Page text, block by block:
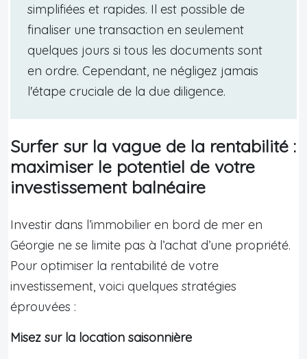
simplifiées et rapides. Il est possible de
finaliser une transaction en seulement
quelques jours si tous les documents sont
en ordre. Cependant, ne négligez jamais
l'étape cruciale de la due diligence.
Surfer sur la vague de la rentabilité :
maximiser le potentiel de votre
investissement balnéaire
Investir dans l’immobilier en bord de mer en
Géorgie ne se limite pas à l’achat d’une propriété.
Pour optimiser la rentabilité de votre
investissement, voici quelques stratégies
éprouvées :
Misez sur la location saisonnière